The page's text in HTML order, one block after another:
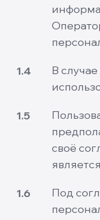
1.4
В
1.5
своё
1.6
Под